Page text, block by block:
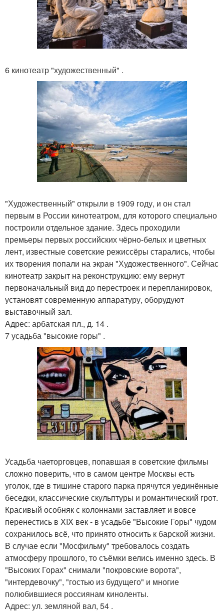
6 кинотеатр "художественный" .
"Художественный" открыли в 1909 году, и он стал
первым в России кинотеатром, для которого специально
построили отдельное здание. Здесь проходили
премьеры первых российских чёрно-белых и цветных
лент, известные советские режиссёры старались, чтобы
их творения попали на экран "Художественного". Сейчас
кинотеатр закрыт на реконструкцию: ему вернут
первоначальный вид до перестроек и перепланировок,
установят современную аппаратуру, оборудуют
выставочный зал.
Адрес: арбатская пл., д. 14 .
7 усадьба "высокие горы" .
Усадьба чаеторговцев, попавшая в советские фильмы
сложно поверить, что в самом центре Москвы есть
уголок, где в тишине старого парка прячутся уединённые
беседки, классические скульптуры и романтический грот.
Красивый особняк с колоннами заставляет и вовсе
перенестись в XIX век - в усадьбе "Высокие Горы" чудом
сохранилось всё, что принято относить к барской жизни.
В случае если "Мосфильму" требовалось создать
атмосферу прошлого, то съёмки велись именно здесь. В
"Высоких Горах" снимали "покровские ворота",
"интердевочку", "гостью из будущего" и многие
полюбившиеся россиянам киноленты.
Адрес: ул. земляной вал, 54 .